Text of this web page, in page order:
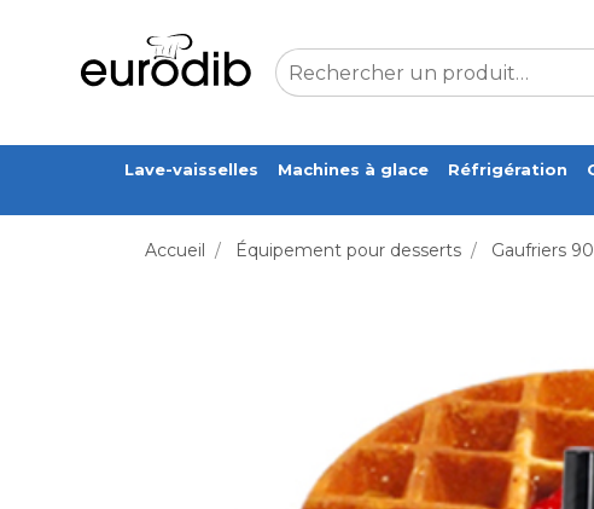
Lave-vaisselles Machines à glace Réfrigération
Accueil / Équipement pour desserts / Gaufriers